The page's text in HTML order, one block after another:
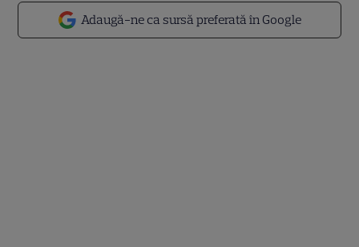
Adaugă-ne ca sursă preferată în Google